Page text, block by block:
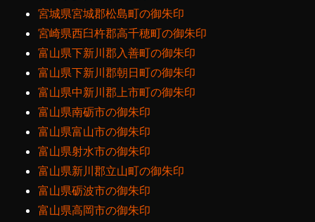
宮城県宮城郡松島町の御朱印
宮崎県西臼杵郡高千穂町の御朱印
富山県下新川郡入善町の御朱印
富山県下新川郡朝日町の御朱印
富山県中新川郡上市町の御朱印
富山県南砺市の御朱印
富山県富山市の御朱印
富山県射水市の御朱印
富山県新川郡立山町の御朱印
富山県砺波市の御朱印
富山県高岡市の御朱印